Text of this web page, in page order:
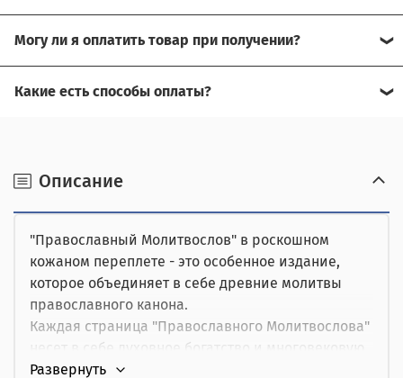
помочь.
наличными при получении,
картой курьеру.
Описание
"Православный Молитвослов" в роскошном
кожаном переплете - это особенное издание,
которое объединяет в себе древние молитвы
православного канона.
Каждая страница "Православного Молитвослова"
несет в себе духовное богатство и многовековую
мудрость православия. Кожаный переплет